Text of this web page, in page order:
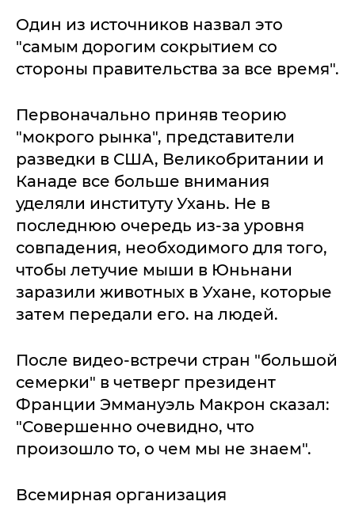
Один из источников назвал это
"самым дорогим сокрытием со
стороны правительства за все время".
Первоначально приняв теорию
"мокрого рынка", представители
разведки в США, Великобритании и
Канаде все больше внимания
уделяли институту Ухань. Не в
последнюю очередь из-за уровня
совпадения, необходимого для того,
чтобы летучие мыши в Юньнани
заразили животных в Ухане, которые
затем передали его. на людей.
После видео-встречи стран "большой
семерки" в четверг президент
Франции Эммануэль Макрон сказал:
"Совершенно очевидно, что
произошло то, о чем мы не знаем".
Всемирная организация